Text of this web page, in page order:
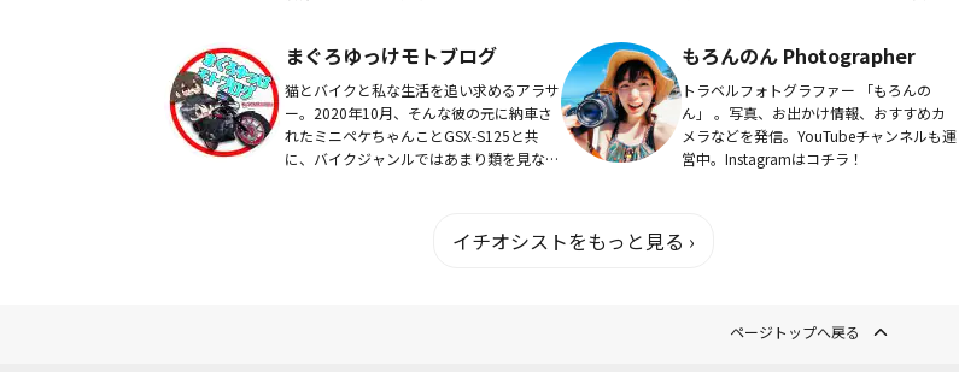
まぐろゆっけモトブログ
猫とバイクと私な生活を追い求めるアラサ
ー。2020年10月、そんな彼の元に納車さ
れたミニペケちゃんことGSX-S125と共
に、バイクジャンルではあまり類を見ない
もろんのん Photographer
トラベルフォトグラファー 「もろんの
ん」 。写真、お出かけ情報、おすすめカ
メラなどを発信。YouTubeチャンネルも運
営中。Instagramはコチラ！
イチオシストをもっと見る ›
ページトップへ戻る